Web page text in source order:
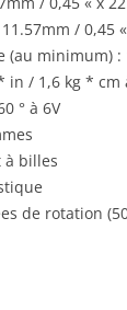
/ 0,45
(au minimum) :
in / 1,6 kg * cm
° à 6V
à billes
de rotation